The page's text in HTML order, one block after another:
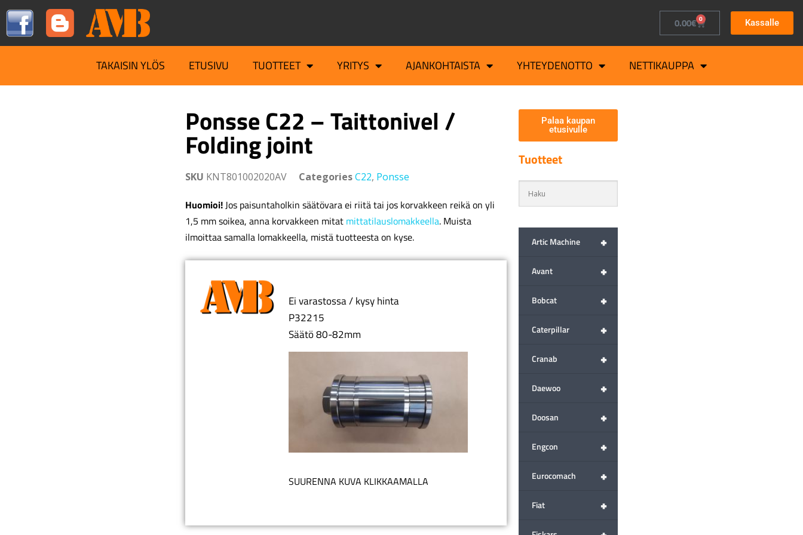
0.00€ 0 Kassalle
TAKAISIN YLÖS ETUSIVU TUOTTEET YRITYS AJANKOHTAISTA YHTEYDENOTTO NETTIKAUPPA
Ponsse C22 – Taittonivel /
Folding joint
SKU KNT801002020AV CategoriesC22, Ponsse
Huomioi!Jos paisuntaholkin säätövara ei riitä tai jos korvakkeen reikä on yli
1,5 mm soikea, anna korvakkeen mitat mittatilauslomakkeella. Muista
ilmoittaa samalla lomakkeella, mistä tuotteesta on kyse.
Ei varastossa / kysy hinta
P32215
Säätö 80-82mm
SUURENNA KUVA KLIKKAAMALLA
Palaa kaupan
etusivulle
Tuotteet
+
Artic Machine
+
Avant
+
Bobcat
+
Caterpillar
+
Cranab
+
Daewoo
+
Doosan
+
Engcon
+
Eurocomach
+
Fiat